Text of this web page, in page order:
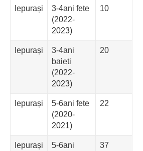
Iepurași
3-4ani fete
(2022-
2023)
10
Iepurași
3-4ani
baieti
(2022-
2023)
20
Iepurași
5-6ani fete
(2020-
2021)
22
Iepurași
5-6ani
37